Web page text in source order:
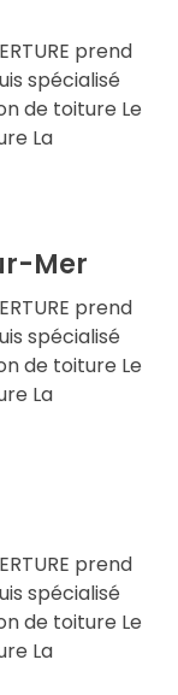
prend
spécialisé
de toiture Le
La
Mer
prend
spécialisé
de toiture Le
La
prend
spécialisé
de toiture Le
La